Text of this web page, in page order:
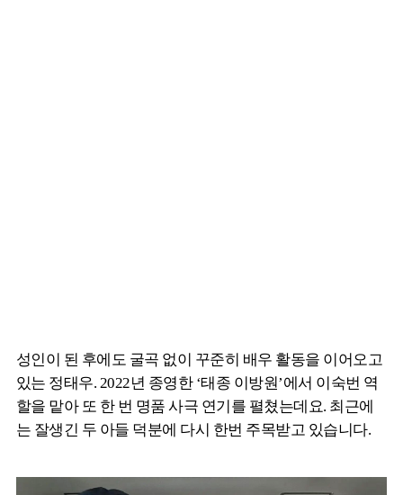
성인이 된 후에도 굴곡 없이 꾸준히 배우 활동을 이어오고
있는 정태우. 2022년 종영한 ‘태종 이방원’에서 이숙번 역
할을 맡아 또 한 번 명품 사극 연기를 펼쳤는데요. 최근에
는 잘생긴 두 아들 덕분에 다시 한번 주목받고 있습니다.